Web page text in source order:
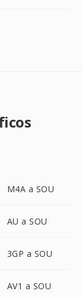
M4A a SOU
AU a SOU
3GP a SOU
AV1 a SOU